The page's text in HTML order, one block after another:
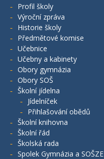
Profil školy
Výroční zpráva
Historie školy
Předmětové komise
Učebnice
Učebny a kabinety
Obory gymnázia
Obory SOŠ
Školní jídelna
Jídelníček
Přihlašování obědů
Školní knihovna
Školní řád
Školská rada
Spolek Gymnázia a SOŠZE